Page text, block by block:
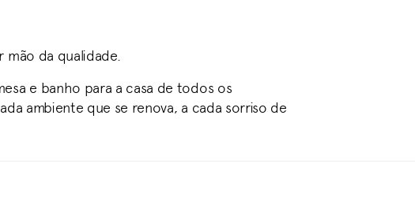
da qualidade.
e banho para a casa de todos os
ambiente que se renova, a cada sorriso de